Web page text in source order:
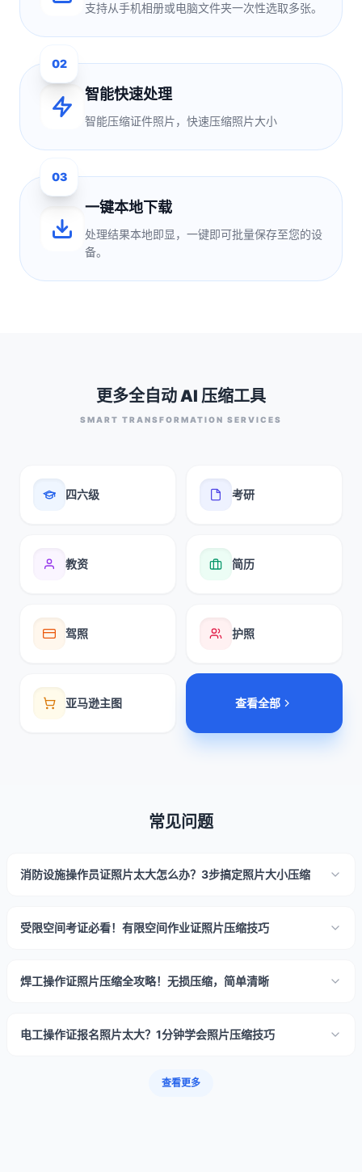
支持从手机相册或电脑文件夹一次性选取多张。
02
智能快速处理
智能压缩证件照片，快速压缩照片大小
03
一键本地下载
处理结果本地即显，一键即可批量保存至您的设
备。
更多全自动 AI 压缩工具
SMART TRANSFORMATION SERVICES
四六级 考研
教资 简历
驾照 护照
亚马逊主图 查看全部
常见问题
消防设施操作员证照片太大怎么办？3步搞定照片大小压缩
受限空间考证必看！有限空间作业证照片压缩技巧
焊工操作证照片压缩全攻略！无损压缩，简单清晰
电工操作证报名照片太大？1分钟学会照片压缩技巧
查看更多